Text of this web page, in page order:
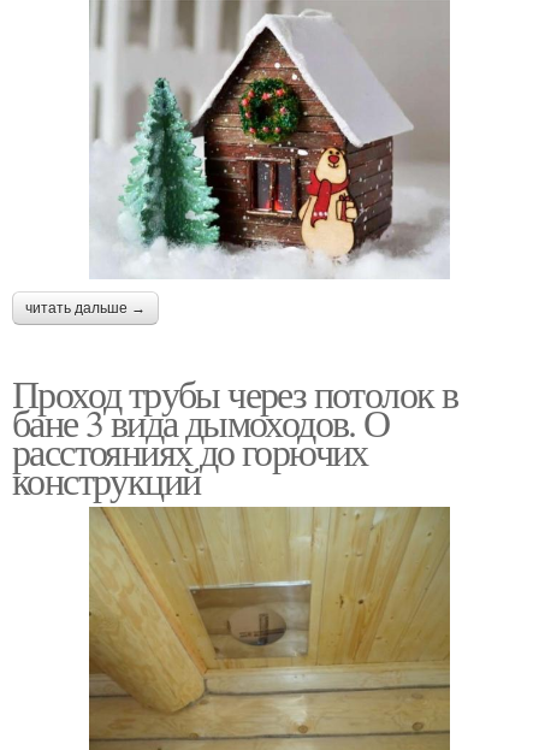
читать дальше →
Проход трубы через потолок в
бане 3 вида дымоходов. О
расстояниях до горючих
конструкций